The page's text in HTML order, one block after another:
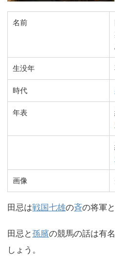
名前
生没年
時代
年表
画像
田忌は戦国七雄の斉の将軍
田忌と孫臏の競馬の話は有
しょう。